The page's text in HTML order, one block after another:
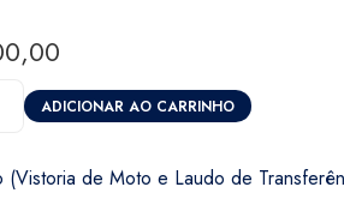
ADICIONAR AO CARRINHO
(Vistoria de Moto e Laudo de